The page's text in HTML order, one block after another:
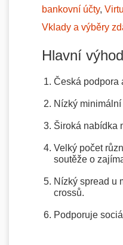
bankovní účty,
Vklady a výběry
Hlavní
Česká podpora
Nízký
Široká nabídka
Velký počet
soutěže o
Nízký spread u
crossů.
Podporuje